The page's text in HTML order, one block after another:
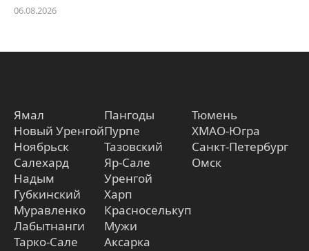
06.08.2026
Ямал
Новый Уренгой
Ноябрьск
Салехард
Надым
Губкинский
Муравленко
Лабытнанги
Тарко-Сале
Пангоды
Пурпе
Тазовский
Яр-Сале
Уренгой
Харп
Красноселькуп
Мужи
Аксарка
Тюмень
ХМАО-Югра
Санкт-Петербург
Омск